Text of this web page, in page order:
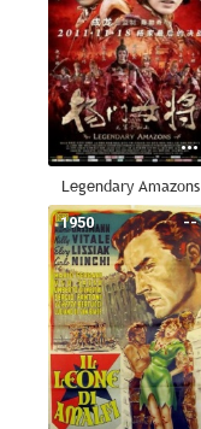
Legendary Amazons
--
1950